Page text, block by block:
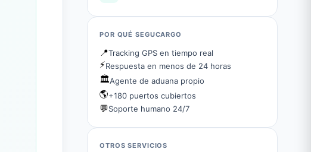
POR QUÉ SEGUCARGO
📍Tracking GPS en tiempo real
⚡Respuesta en menos de 24 horas
🏛️Agente de aduana propio
🌎+180 puertos cubiertos
💬Soporte humano 24/7
OTROS SERVICIOS